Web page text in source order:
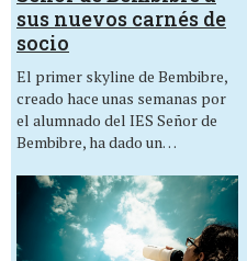
sus nuevos carnés de
socio
El primer skyline de Bembibre,
creado hace unas semanas por
el alumnado del IES Señor de
Bembibre, ha dado un…